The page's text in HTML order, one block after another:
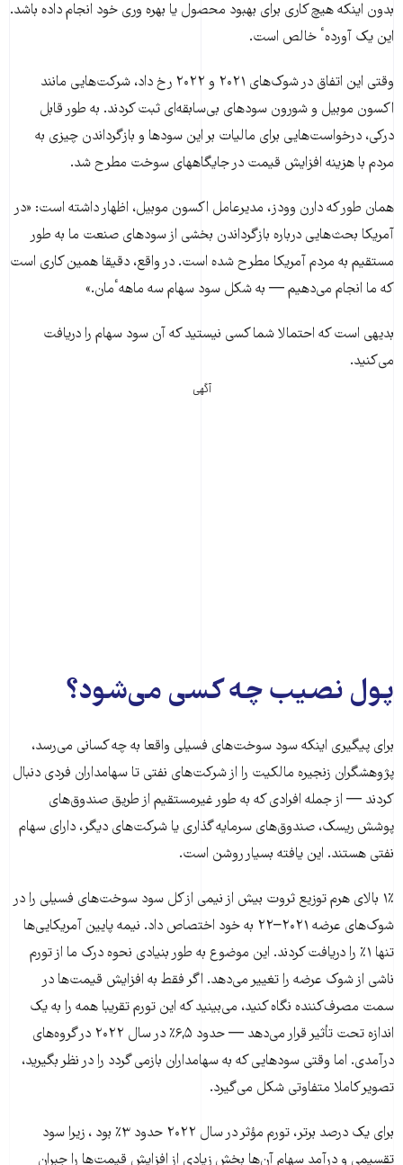
بدون اینکه هیچ کاری برای بهبود محصول یا بهره وری خود انجام داده باشد.
این یک آوردهٴ خالص است.
وقتی این اتفاق در شوک‌های ۲۰۲۱ و ۲۰۲۲ رخ داد، شرکت‌هایی مانند
اکسون موبیل و شورون سودهای بی‌سابقه‌ای ثبت کردند. به طور قابل
درکی، درخواست‌هایی برای مالیات بر این سودها و بازگرداندن چیزی به
مردم با هزینه افزایش قیمت در جایگاههای سوخت مطرح شد.
همان طور که دارن وودز، مدیرعامل اکسون موبیل، اظهار داشته است: «در
آمریکا بحث‌هایی درباره بازگرداندن بخشی از سودهای صنعت ما به طور
مستقیم به مردم آمریکا مطرح شده است. در واقع، دقیقا همین کاری است
که ما انجام می‌دهیم — به شکل سود سهام سه ماههٴمان.»
بدیهی است که احتمالا شما کسی نیستید که آن سود سهام را دریافت
می‌کنید.
آگهی
پول نصیب چه کسی می‌شود؟
برای پیگیری اینکه سود سوخت‌های فسیلی واقعا به چه کسانی می‌رسد،
پژوهشگران زنجیره مالکیت را از شرکت‌های نفتی تا سهامداران فردی دنبال
کردند — از جمله افرادی که به طور غیرمستقیم از طریق صندوق‌های
پوشش ریسک، صندوق‌های سرمایه گذاری یا شرکت‌های دیگر، دارای سهام
نفتی هستند. این یافته بسیار روشن است.
۱٪ بالای هرم توزیع ثروت بیش از نیمی از کل سود سوخت‌های فسیلی را در
شوک‌های عرضه ۲۰۲۱–۲۲ به خود اختصاص داد. نیمه پایین آمریکایی‌ها
تنها ۱٪ را دریافت کردند. این موضوع به طور بنیادی نحوه درک ما از تورم
ناشی از شوک عرضه را تغییر می‌دهد. اگر فقط به افزایش قیمت‌ها در
سمت مصرف‌کننده نگاه کنید، می‌بینید که این تورم تقریبا همه را به یک
اندازه تحت تأثیر قرار می‌دهد — حدود ۶,۵٪ در سال ۲۰۲۲ در گروه‌های
درآمدی. اما وقتی سودهایی که به سهامداران بازمی گردد را در نظر بگیرید،
تصویر کاملا متفاوتی شکل می‌گیرد.
برای یک درصد برتر، تورم مؤثر در سال ۲۰۲۲ حدود ۳٪ بود ، زیرا سود
تقسیمی و درآمد سهام آن‌ها بخش زیادی از افزایش قیمت‌ها را جبران